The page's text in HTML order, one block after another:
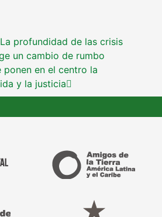
profundidad de las crisis
un cambio de rumbo
ponen en el centro la
y la justicia